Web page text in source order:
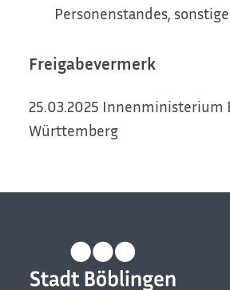
Personenstandes,
Freigabevermerk
25.03.2025 Innenministerium
Württemberg